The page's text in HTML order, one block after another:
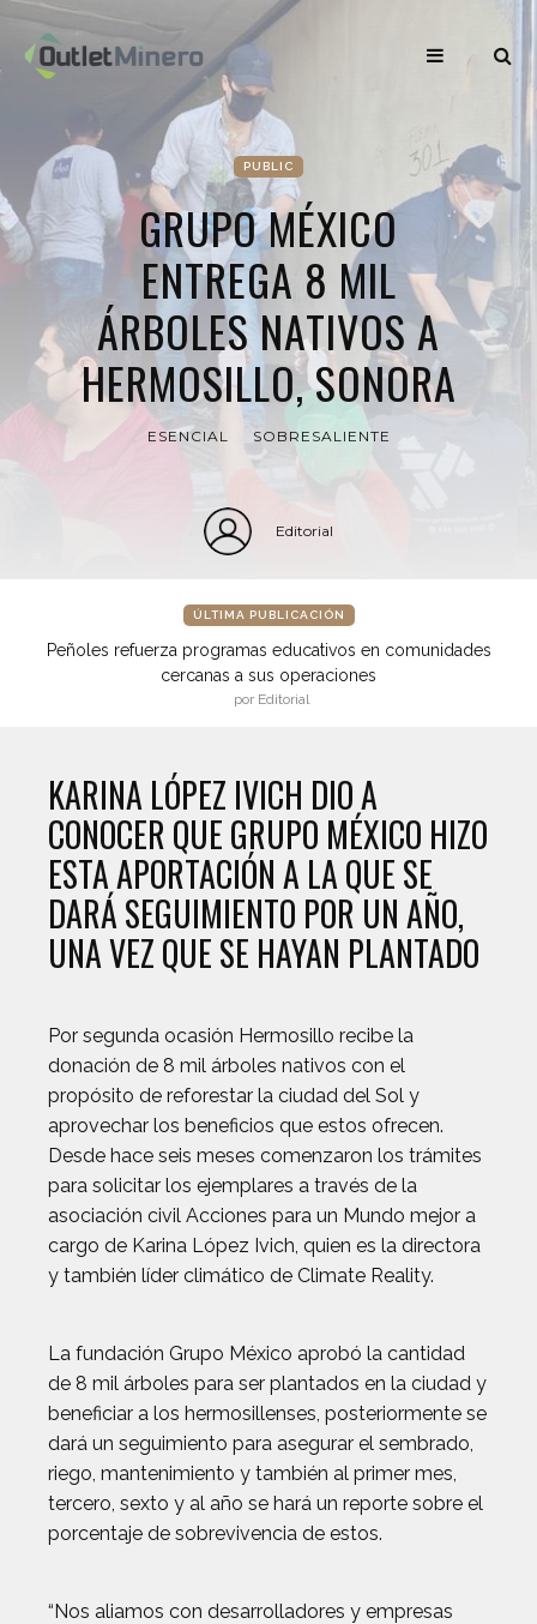
PUBLIC
GRUPO MÉXICO
ENTREGA 8 MIL
ÁRBOLES NATIVOS A
HERMOSILLO, SONORA
ESENCIAL SOBRESALIENTE
Editorial
ÚLTIMA PUBLICACIÓN
Peñoles refuerza programas educativos en comunidades
cercanas a sus operaciones
por Editorial
KARINA LÓPEZ IVICH DIO A
CONOCER QUE GRUPO MÉXICO HIZO
ESTA APORTACIÓN A LA QUE SE
DARÁ SEGUIMIENTO POR UN AÑO,
UNA VEZ QUE SE HAYAN PLANTADO
Por segunda ocasión Hermosillo recibe la
donación de 8 mil árboles nativos con el
propósito de reforestar la ciudad del Sol y
aprovechar los beneficios que estos ofrecen.
Desde hace seis meses comenzaron los trámites
para solicitar los ejemplares a través de la
asociación civil Acciones para un Mundo mejor a
cargo de Karina López Ivich, quien es la directora
y también líder climático de Climate Reality.
La fundación Grupo México aprobó la cantidad
de 8 mil árboles para ser plantados en la ciudad y
beneficiar a los hermosillenses, posteriormente se
dará un seguimiento para asegurar el sembrado,
riego, mantenimiento y también al primer mes,
tercero, sexto y al año se hará un reporte sobre el
porcentaje de sobrevivencia de estos.
“Nos aliamos con desarrolladores y empresas